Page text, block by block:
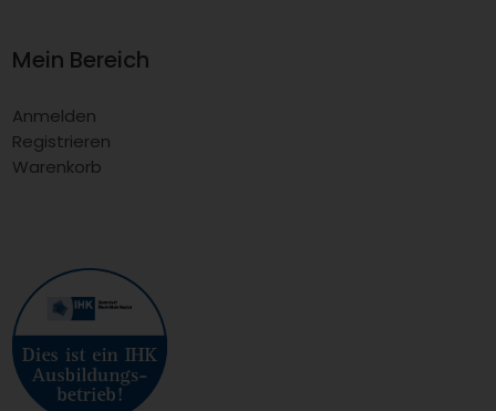
Mein Bereich
Anmelden
Registrieren
Warenkorb